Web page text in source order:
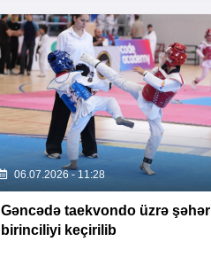
06.07.2026 - 11:28
Gəncədə taekvondo üzrə şəhər
birinciliyi keçirilib